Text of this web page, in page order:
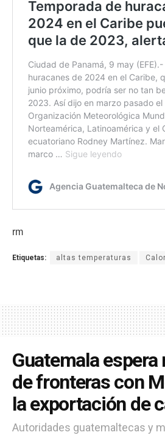
rm
Etiquetas: altas temperaturas Calor
Guatemala
de fronteras con
la exportación de
Autoridades guatemaltecas y